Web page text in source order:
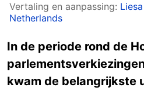
Vertaling en aanpassing:
Netherlands
In de periode rond de
kwam de belangrijkste